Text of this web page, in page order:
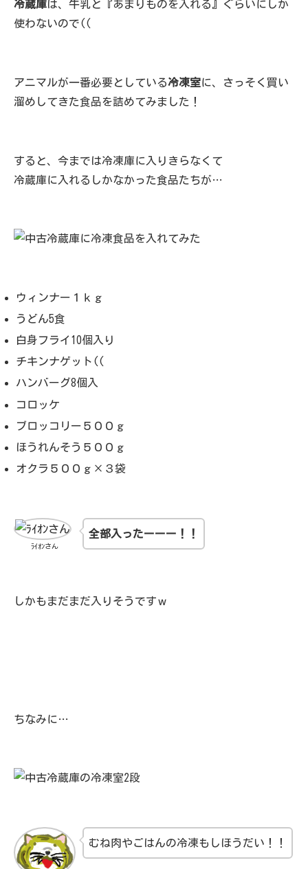
冷蔵庫は、牛乳と『あまりものを入れる』ぐらいにしか
使わないので((
アニマルが一番必要としている冷凍室に、さっそく買い
溜めしてきた食品を詰めてみました！
すると、今までは冷凍庫に入りきらなくて
冷蔵庫に入れるしかなかった食品たちが…
ウィンナー１ｋｇ
うどん5食
白身フライ10個入り
チキンナゲット((
ハンバーグ8個入
コロッケ
ブロッコリー５００ｇ
ほうれんそう５００ｇ
オクラ５００ｇ×３袋
ﾗｲｵﾝさん
全部入ったーーー！！
しかもまだまだ入りそうですｗ
ちなみに…
むね肉やごはんの冷凍もしほうだい！！